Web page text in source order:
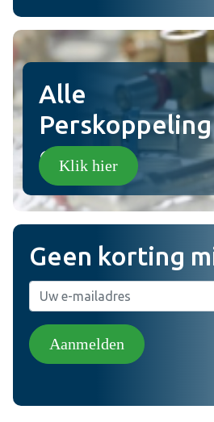
Plaats review
Alle
Perskoppeling
en!Klik hier
Geen korting
Aanmelden